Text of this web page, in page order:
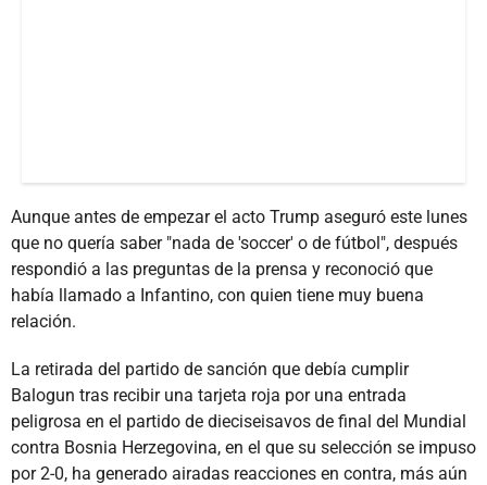
Aunque antes de empezar el acto Trump aseguró este lunes
que no quería saber "nada de 'soccer' o de fútbol", después
respondió a las preguntas de la prensa y reconoció que
había llamado a Infantino, con quien tiene muy buena
relación.
La retirada del partido de sanción que debía cumplir
Balogun tras recibir una tarjeta roja por una entrada
peligrosa en el partido de dieciseisavos de final del Mundial
contra Bosnia Herzegovina, en el que su selección se impuso
por 2-0, ha generado airadas reacciones en contra, más aún